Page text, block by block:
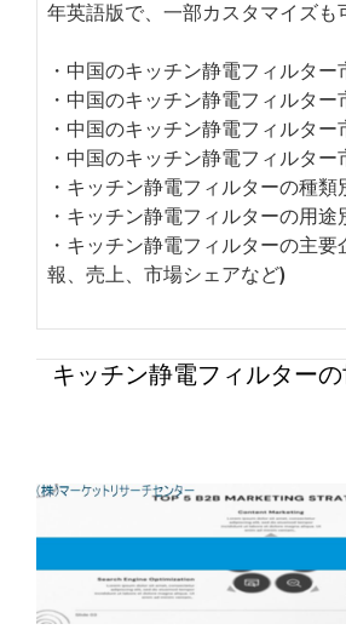
年英語版で、一部カスタマイズも
・中国のキッチン静電フィルター
・中国のキッチン静電フィルター
・中国のキッチン静電フィルター
・中国のキッチン静電フィルター
・キッチン静電フィルターの種類
・キッチン静電フィルターの用途
・キッチン静電フィルターの主
報、売上、市場シェアなど)
キッチン静電フィルター